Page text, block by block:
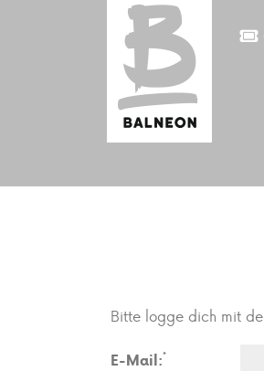
Bitte logge dich mit
E-Mail:*